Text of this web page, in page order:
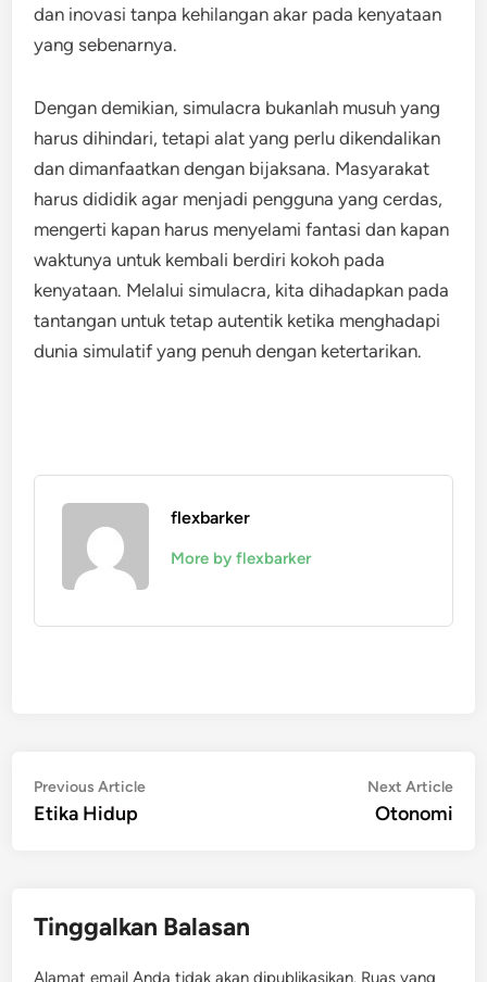
dan inovasi tanpa kehilangan akar pada kenyataan
yang sebenarnya.
Dengan demikian, simulacra bukanlah musuh yang
harus dihindari, tetapi alat yang perlu dikendalikan
dan dimanfaatkan dengan bijaksana. Masyarakat
harus dididik agar menjadi pengguna yang cerdas,
mengerti kapan harus menyelami fantasi dan kapan
waktunya untuk kembali berdiri kokoh pada
kenyataan. Melalui simulacra, kita dihadapkan pada
tantangan untuk tetap autentik ketika menghadapi
dunia simulatif yang penuh dengan ketertarikan.
flexbarker
More by flexbarker
Navigasi
pos
Previous ArticlePrevious
Etika Hidup
Next Article
Otonomi
Tinggalkan Balasan
Alamat email Anda tidak akan dipublikasikan. Ruas yang